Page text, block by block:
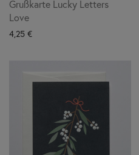
Grußkarte Lucky Letters
Love
4,25 €